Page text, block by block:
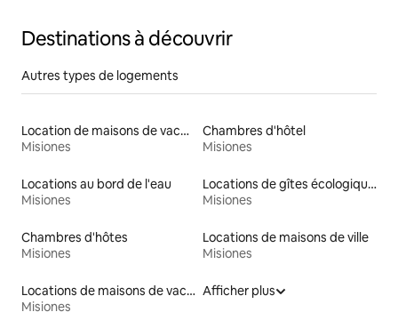
Destinations à découvrir
Autres types de logements
Location de maisons de vacances
Misiones
Chambres d'hôtel
Misiones
Locations au bord de l'eau
Misiones
Locations de gîtes écologiques
Misiones
Chambres d'hôtes
Misiones
Locations de maisons de ville
Misiones
Locations de maisons de vacances
Misiones
Afficher plus